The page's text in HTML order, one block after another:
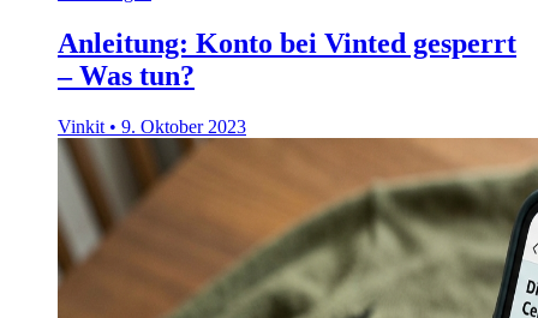
Anleitung: Konto bei Vinted gesperrt
– Was tun?
Vinkit • 9. Oktober 2023